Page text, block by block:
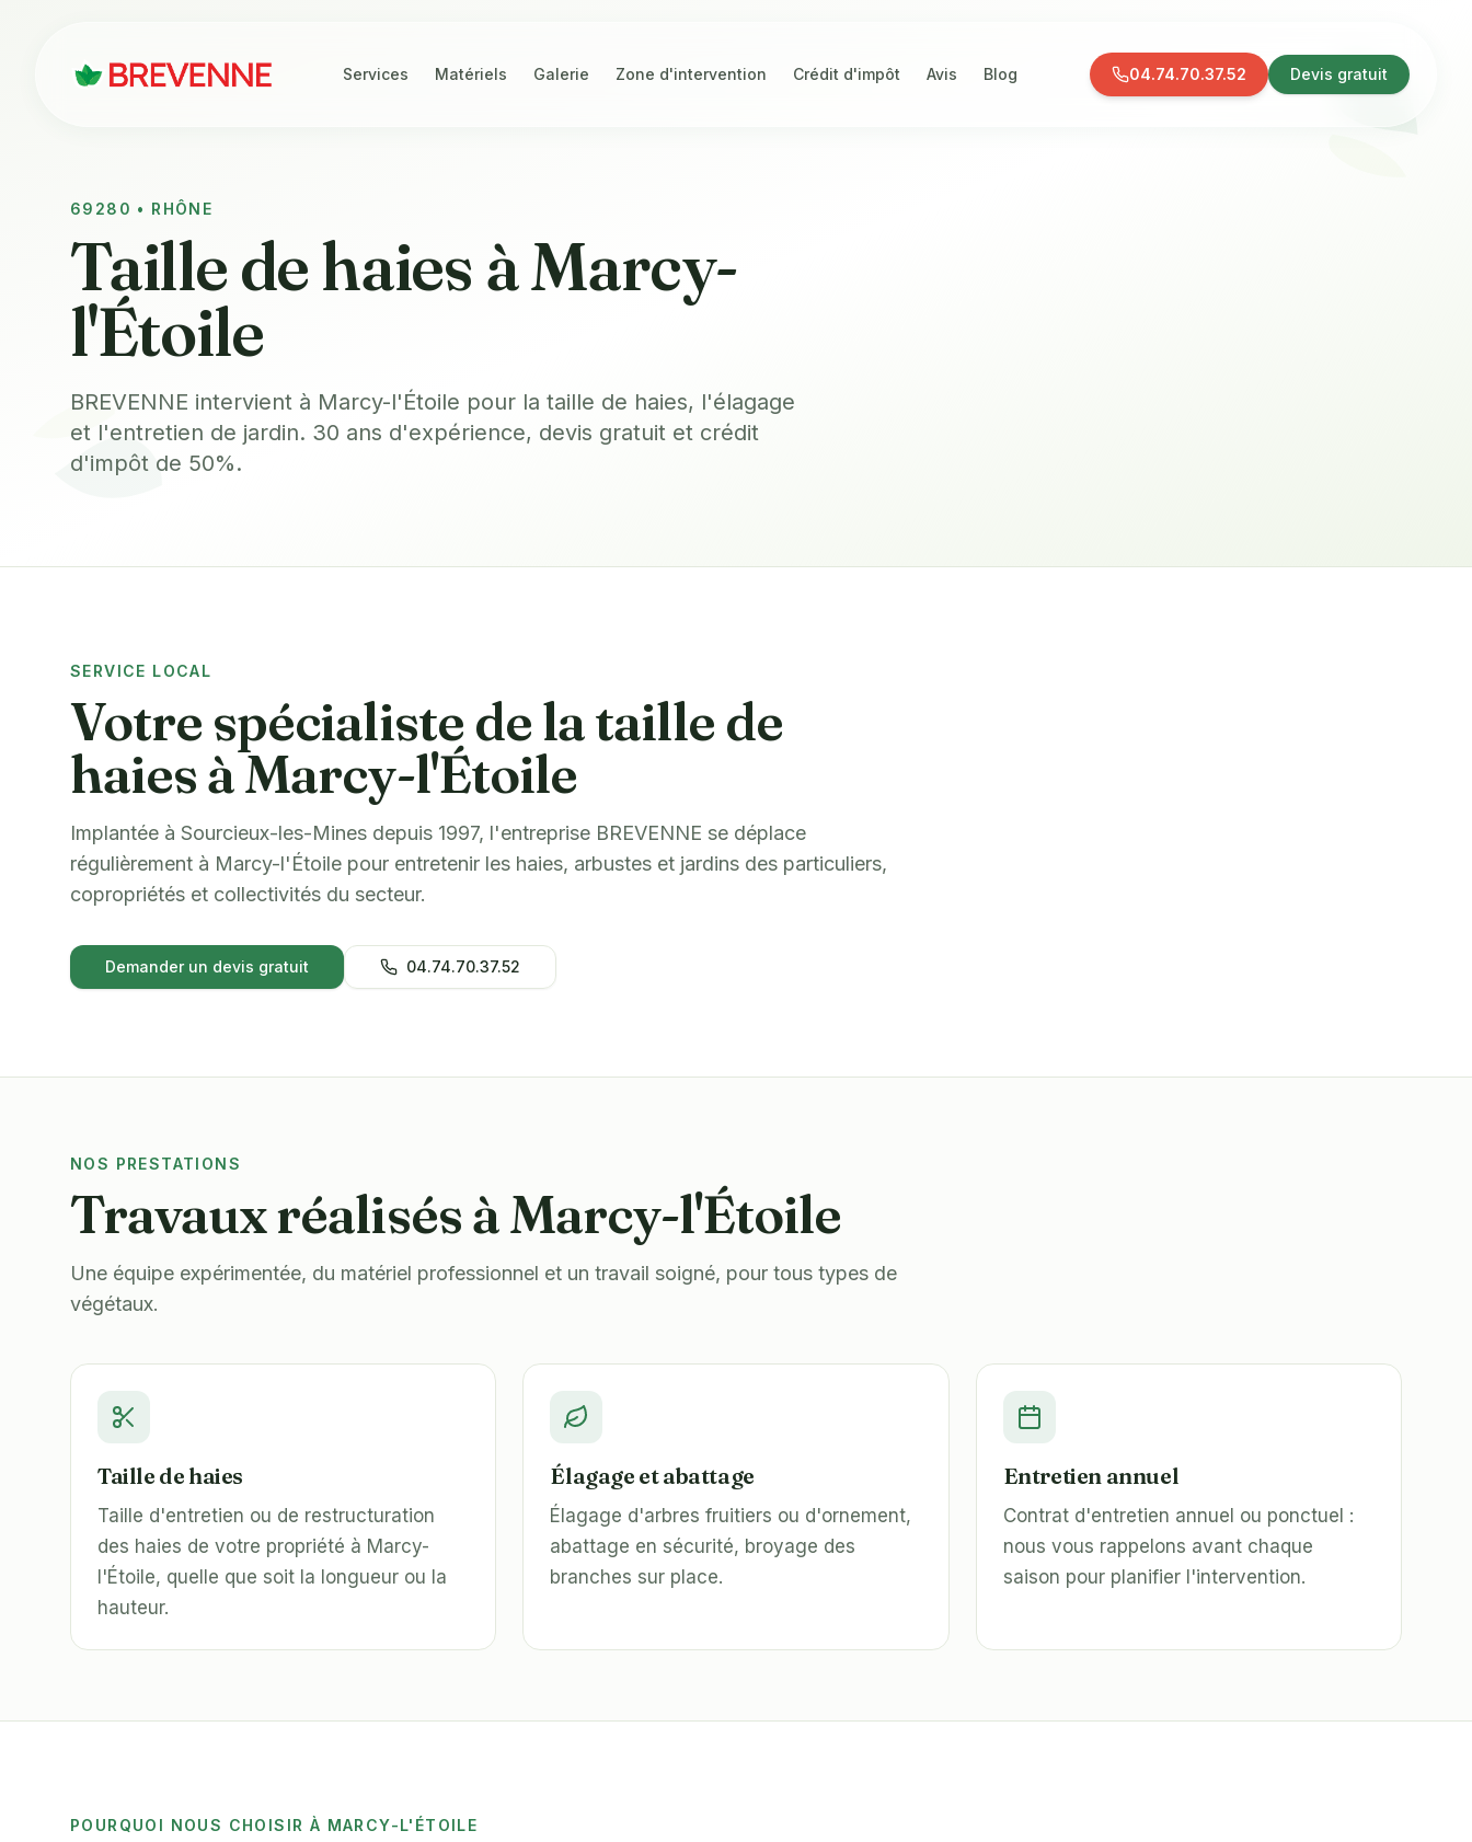
Services Matériels Galerie Zone d'intervention Crédit d'impôt Avis Blog 04.74.70.37.52 Devis gratuit
69280 • RHÔNE
Taille de haies à Marcy-
l'Étoile
BREVENNE intervient à Marcy-l'Étoile pour la taille de haies, l'élagage
et l'entretien de jardin. 30 ans d'expérience, devis gratuit et crédit
d'impôt de 50%.
SERVICE LOCAL
Votre spécialiste de la taille de
haies à Marcy-l'Étoile
Implantée à Sourcieux-les-Mines depuis 1997, l'entreprise BREVENNE se déplace
régulièrement à Marcy-l'Étoile pour entretenir les haies, arbustes et jardins des particuliers,
copropriétés et collectivités du secteur.
Demander un devis gratuit 04.74.70.37.52
NOS PRESTATIONS
Travaux réalisés à Marcy-l'Étoile
Une équipe expérimentée, du matériel professionnel et un travail soigné, pour tous types de
végétaux.
Taille de haies
Taille d'entretien ou de restructuration
des haies de votre propriété à Marcy-
l'Étoile, quelle que soit la longueur ou la
hauteur.
Élagage et abattage
Élagage d'arbres fruitiers ou d'ornement,
abattage en sécurité, broyage des
branches sur place.
Entretien annuel
Contrat d'entretien annuel ou ponctuel :
nous vous rappelons avant chaque
saison pour planifier l'intervention.
POURQUOI NOUS CHOISIR À MARCY-L'ÉTOILE